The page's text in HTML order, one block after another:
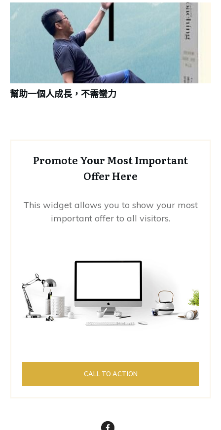
幫助一個人成長，不需蠻力
Promote Your Most Important
Offer Here
This widget allows you to show your most
important offer to all visitors.
CALL TO ACTION